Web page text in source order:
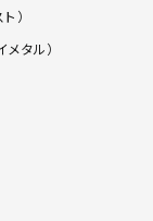
）
タル）